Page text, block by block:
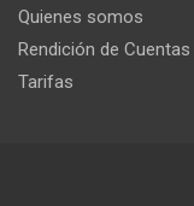
Quienes somos
Rendición de Cuentas
Tarifas